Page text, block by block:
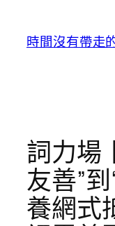
時間沒有帶走
詞力場
友善”
養網式